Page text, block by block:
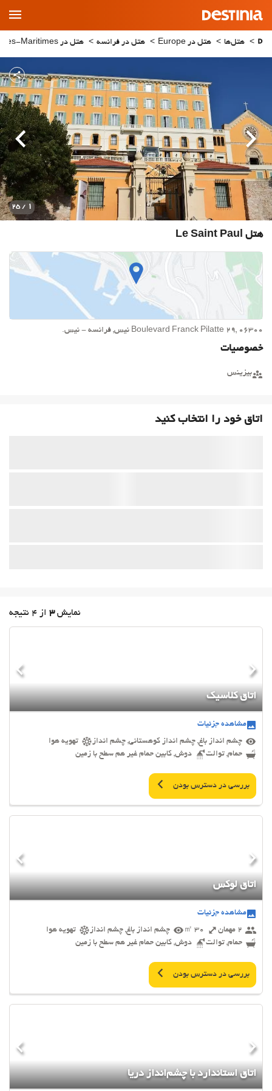
Main
Menu
هتل‌ها هتل در Europe هتل در فرانسه هتل در Alpes-Maritimes
هتل Le Saint Paul
1
/ 25
قبلی بعدی
Boulevard Franck Pilatte 29, 06300 نیس, فرانسه - نیس.
خصوصیات
بیزینس
اتاق خود را انتخاب کنید
نمایش3 از 4 نتیجه
اتاق کلاسیک
مشاهده جزئیات
چشم انداز باغ, چشم انداز کوهستانی, چشم انداز
تهویه هوا
حمام, توالت
دوش, کابین حمام غیر هم سطح با زمین
بررسی در دسترس بودن
اتاق لوکس
مشاهده جزئیات
2 مهمان
30 ㎡ چشم انداز باغ, چشم انداز
تهویه هوا
حمام, توالت
دوش, کابین حمام غیر هم سطح با زمین
بررسی در دسترس بودن
اتاق استاندارد با چشم‌انداز دریا